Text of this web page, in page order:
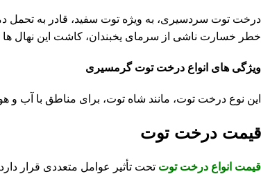
خطر خسارت ناشی از سرمای یخبندان، کاشت این نهال‌ ها در مناطقی با دماهای
ویژگی‌ های انواع درخت توت گرمسیری
این نوع درخت توت، مانند شاه توت، برای مناطق با آب
قیمت درخت توت
قیمت انواع درخت توت تحت تأثیر عوامل متعددی قرار